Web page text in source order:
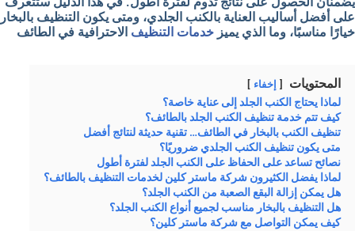
على أفضل أساليب العناية بالكنب الجلدي، ومتى يكون التنظيف بالبخار
خيارًا مناسبًا، وما الذي يميز خدمات التنظيف الاحترافية في الطائف
المحتويات إخفاء
لماذا يحتاج الكنب الجلد إلى عناية خاصة؟
كيف تتم خدمة تنظيف الكنب الجلد بالطائف؟
تنظيف الكنب بالبخار في الطائف… تقنية حديثة لنتائج أفضل
متى يكون تنظيف الكنب الجلدي ضروريًا؟
نصائح تساعد على الحفاظ على الكنب الجلد لفترة أطول
لماذا يفضل الكثيرون شركة ماستر كلين لخدمات التنظيف بالطائف؟
هل يمكن إزالة البقع الصعبة من الكنب الجلد؟
هل التنظيف بالبخار مناسب لجميع أنواع الكنب الجلد؟
كيف يمكن التواصل مع شركة ماستر كلين؟